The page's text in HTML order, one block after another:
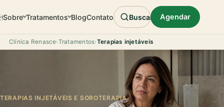
Sobre Tratamentos BlogContato Buscar Agendar
Clínica Renasce›Tratamentos›Terapias injetáveis
TERAPIAS INJETÁVEIS E SOROTERAPIA